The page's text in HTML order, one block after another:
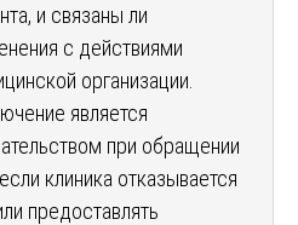
и связаны ли
с действиями
организации.
является
при обращении
клиника отказывается
предоставлять